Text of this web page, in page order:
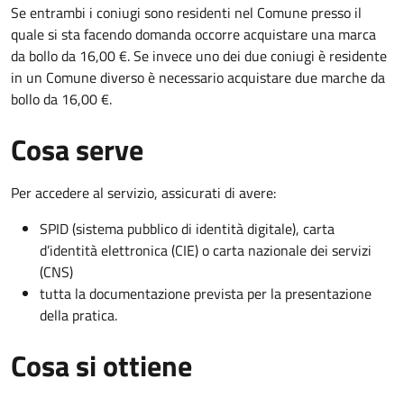
Se entrambi i coniugi sono residenti nel Comune presso il
quale si sta facendo domanda occorre acquistare una marca
da bollo da 16,00 €. Se invece uno dei due coniugi è residente
in un Comune diverso è necessario acquistare due marche da
bollo da 16,00 €.
Cosa serve
Per accedere al servizio, assicurati di avere:
SPID (sistema pubblico di identità digitale), carta
d’identità elettronica (CIE) o carta nazionale dei servizi
(CNS)
tutta la documentazione prevista per la presentazione
della pratica.
Cosa si ottiene